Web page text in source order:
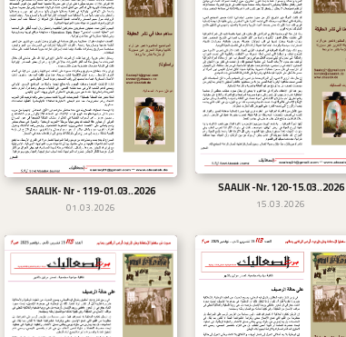
تحميل
SAALIK -Nr. 120-15.03..2026
15.03.2026
تحميل
SAALIK- Nr - 119-01.03..2026
01.03.2026